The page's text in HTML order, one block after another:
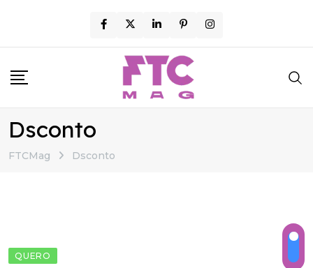
content
Dsconto
FTCMag Dsconto
QUERO